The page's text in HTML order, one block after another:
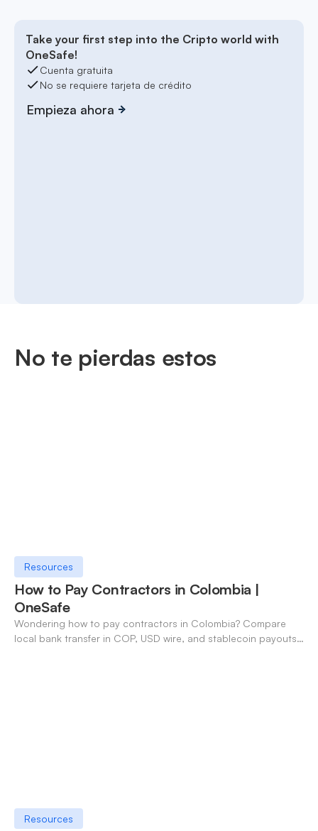
Take your first step into the Cripto world with
OneSafe!
Cuenta gratuita
No se requiere tarjeta de crédito
Empieza ahora
No te pierdas estos
Resources
How to Pay Contractors in Colombia |
OneSafe
Wondering how to pay contractors in Colombia? Compare
local bank transfer in COP, USD wire, and stablecoin payouts.
Resources